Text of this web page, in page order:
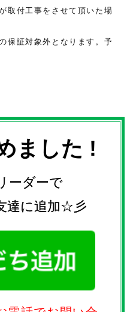
取付工事をさせて頂いた場
保証対象外となります。予
ました !
ーダーで
達に追加☆彡